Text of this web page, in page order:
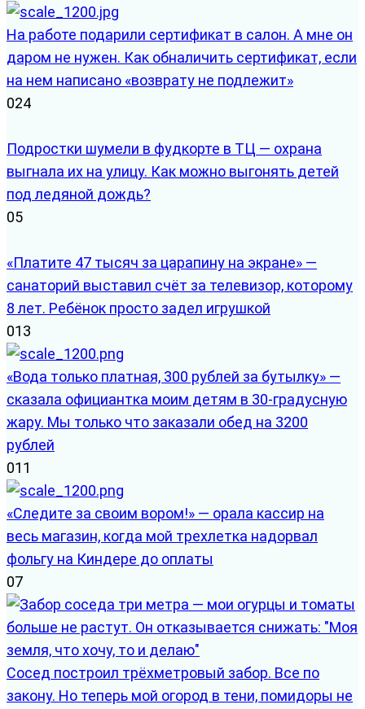
На работе подарили сертификат в салон. А мне он
даром не нужен. Как обналичить сертификат, если
на нем написано «возврату не подлежит»
024
Подростки шумели в фудкорте в ТЦ — охрана
выгнала их на улицу. Как можно выгонять детей
под ледяной дождь?
05
«Платите 47 тысяч за царапину на экране» —
санаторий выставил счёт за телевизор, которому
8 лет. Ребёнок просто задел игрушкой
013
«Вода только платная, 300 рублей за бутылку» —
сказала официантка моим детям в 30-градусную
жару. Мы только что заказали обед на 3200
рублей
011
«Следите за своим вором!» — орала кассир на
весь магазин, когда мой трехлетка надорвал
фольгу на Киндере до оплаты
07
Сосед построил трёхметровый забор. Все по
закону. Но теперь мой огород в тени, помидоры не